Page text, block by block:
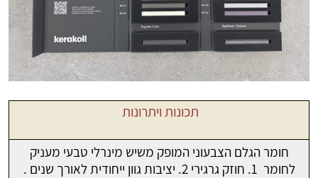
תכונות ויתרונות
חומר הגלם הצבעוני המופק משיש מינרלי טבעי מעניק
לחומר 1. חוזק גרגירי 2. יציבות גוון ייחודית לאורך שנים .